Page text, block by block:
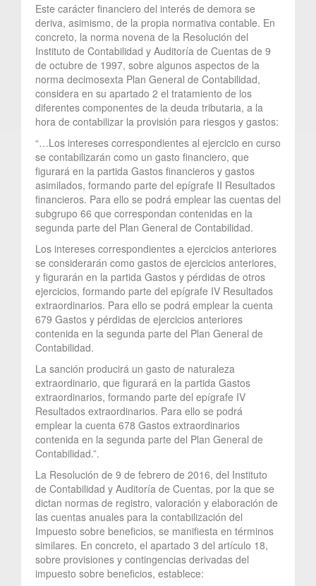
Este carácter financiero del interés de demora se
deriva, asimismo, de la propia normativa contable. En
concreto, la norma novena de la Resolución del
Instituto de Contabilidad y Auditoría de Cuentas de 9
de octubre de 1997, sobre algunos aspectos de la
norma decimosexta Plan General de Contabilidad,
considera en su apartado 2 el tratamiento de los
diferentes componentes de la deuda tributaria, a la
hora de contabilizar la provisión para riesgos y gastos:
“…Los intereses correspondientes al ejercicio en curso
se contabilizarán como un gasto financiero, que
figurará en la partida Gastos financieros y gastos
asimilados, formando parte del epígrafe II Resultados
financieros. Para ello se podrá emplear las cuentas del
subgrupo 66 que correspondan contenidas en la
segunda parte del Plan General de Contabilidad.
Los intereses correspondientes a ejercicios anteriores
se considerarán como gastos de ejercicios anteriores,
y figurarán en la partida Gastos y pérdidas de otros
ejercicios, formando parte del epígrafe IV Resultados
extraordinarios. Para ello se podrá emplear la cuenta
679 Gastos y pérdidas de ejercicios anteriores
contenida en la segunda parte del Plan General de
Contabilidad.
La sanción producirá un gasto de naturaleza
extraordinario, que figurará en la partida Gastos
extraordinarios, formando parte del epígrafe IV
Resultados extraordinarios. Para ello se podrá
emplear la cuenta 678 Gastos extraordinarios
contenida en la segunda parte del Plan General de
Contabilidad.”.
La Resolución de 9 de febrero de 2016, del Instituto
de Contabilidad y Auditoría de Cuentas, por la que se
dictan normas de registro, valoración y elaboración de
las cuentas anuales para la contabilización del
Impuesto sobre beneficios, se manifiesta en términos
similares. En concreto, el apartado 3 del artículo 18,
sobre provisiones y contingencias derivadas del
impuesto sobre beneficios, establece: